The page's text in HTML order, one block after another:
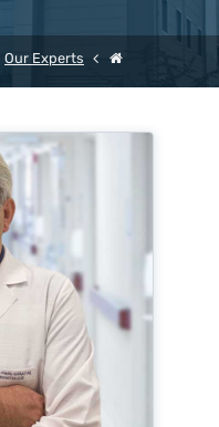
Our Experts